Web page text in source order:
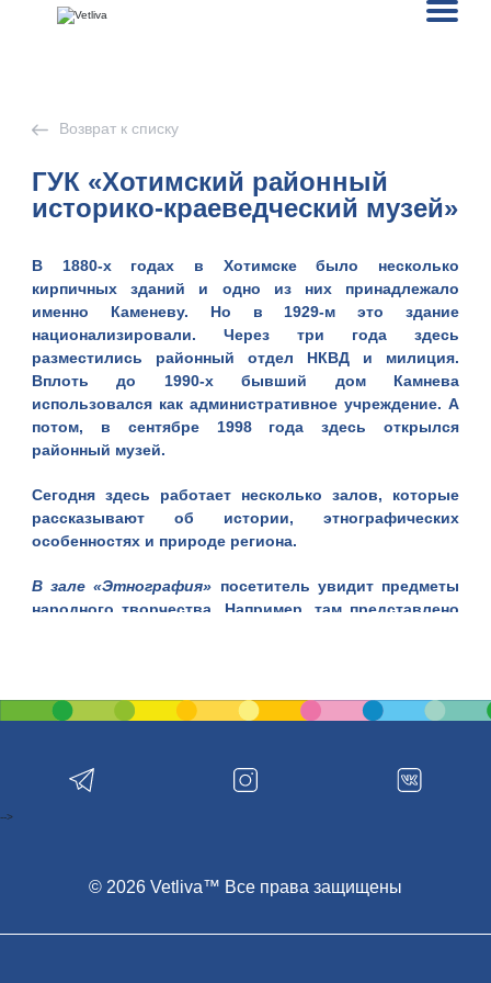
Возврат к списку
ГУК «Хотимский районный
историко-краеведческий музей»
В 1880-х годах в Хотимске было несколько
кирпичных зданий и одно из них принадлежало
именно Каменеву. Но в 1929-м это здание
национализировали. Через три года здесь
разместились районный отдел НКВД и милиция.
Вплоть до 1990-х бывший дом Камнева
использовался как административное учреждение. А
потом, в сентябре 1998 года здесь открылся
районный музей.
Сегодня здесь работает несколько залов, которые
рассказывают об истории, этнографических
особенностях и природе региона.
В зале «Этнография» посетитель увидит предметы
народного творчества. Например, там представлено
В том же зале находятся изделия из лозы, лыка,
Также можно посмотреть на традиционные женский и
мужской костюмы, которые носили жители
предметы быта древних времен. Например, осколки
© 2026 Vetliva™ Все права защищены
-->